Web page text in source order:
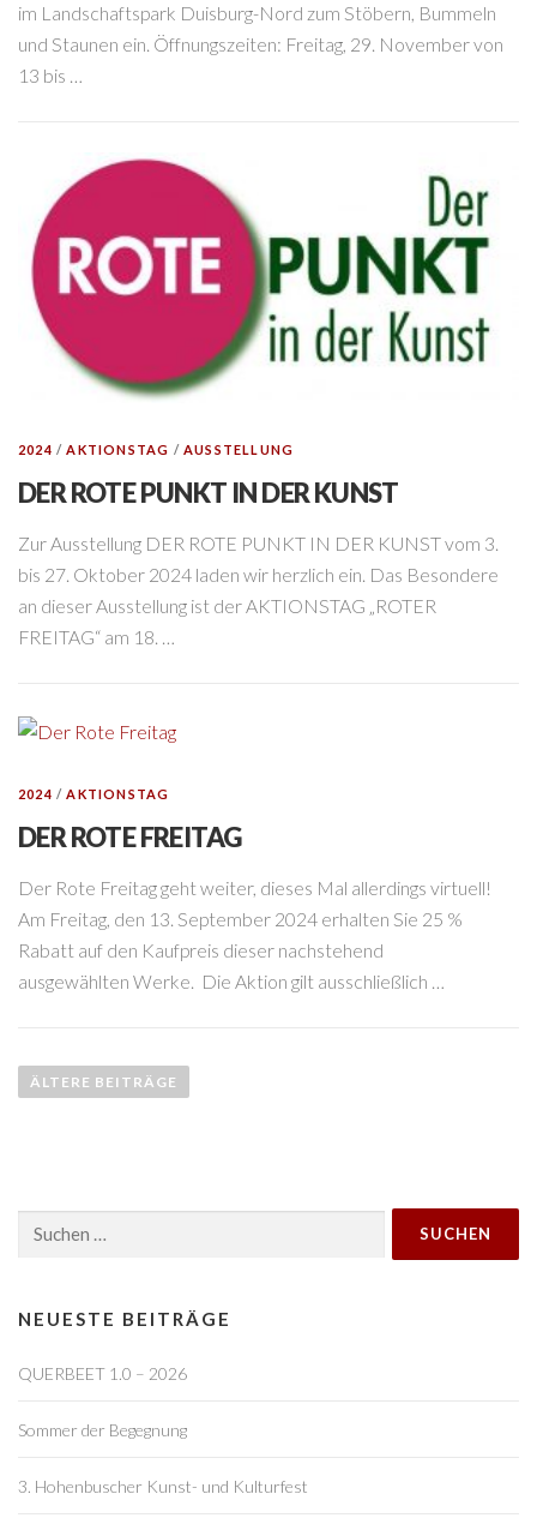
im Landschaftspark Duisburg-Nord zum Stöbern, Bummeln
und Staunen ein. Öffnungszeiten: Freitag, 29. November von
13 bis …
2024 /AKTIONSTAG /AUSSTELLUNG
DER ROTE PUNKT IN DER KUNST
Zur Ausstellung DER ROTE PUNKT IN DER KUNST vom 3.
bis 27. Oktober 2024 laden wir herzlich ein. Das Besondere
an dieser Ausstellung ist der AKTIONSTAG „ROTER
FREITAG“ am 18. …
2024 /AKTIONSTAG
DER ROTE FREITAG
Der Rote Freitag geht weiter, dieses Mal allerdings virtuell!
Am Freitag, den 13. September 2024 erhalten Sie 25 %
Rabatt auf den Kaufpreis dieser nachstehend
ausgewählten Werke. Die Aktion gilt ausschließlich …
e
i
a
i
g
t
ÄLTERE BEITRÄGE
Suchen
NEUESTE BEITRÄGE
QUERBEET 1.0 – 2026
Sommer der Begegnung
3. Hohenbuscher Kunst- und Kulturfest